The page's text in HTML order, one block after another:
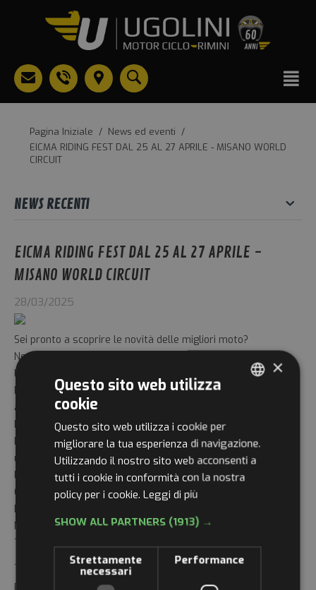
Pagina Iniziale / News ed eventi /
EICMA RIDING FEST DAL 25 AL 27 APRILE - MISANO WORLD
CIRCUIT
NEWS RECENTI
EICMA RIDING FEST DAL 25 AL 27 APRILE -
MISANO WORLD CIRCUIT
28/03/2025
Sei pronto a scoprire le novità delle migliori moto?
Non perdere l'opportunità di vivere un'esperienza unica con
l'EICMA Riding Fest!
Dal 25 al 27 aprile, vieni al Misano World Circuit (RN) e mettiti
alla prova con i nuovi modelli di SUZUKI, KAWASAKI, ZONTES,
BETA, MOTO MORINI, KOVE e FANTIC MOTOR.
Inoltre, nell'area espositiva UGOLINI MOTOR CICLO troverai le
ultime innovazioni del settore. Non lasciarti sfuggire
l'occasione di esplorare i modelli più ambiti e all'avanguardia.
Quando? 25, 26 e 27 aprile
Dove? Misano World Circuit (RN)
Per maggiori informazioni, chiama il numero:
TEL. 0541/72828
Ti aspettiamo a Misano per un weekend all'insegna della
passione per le moto!
GERMAN
×
Questo sito web utilizza
cookie
Questo sito web utilizza i cookie per
migliorare la tua esperienza di navigazione.
Utilizzando il nostro sito web acconsenti a
tutti i cookie in conformità con la nostra
policy per i cookie. Leggi di più
SHOW ALL PARTNERS (1913) →
Strettamente
necessari
Performance